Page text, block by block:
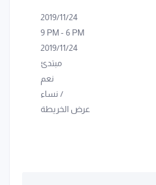
2019/11/24
6 PM
-
9 PM
2019/11/24
مبتدئ
نعم
/ نساء
عرض الخريطة